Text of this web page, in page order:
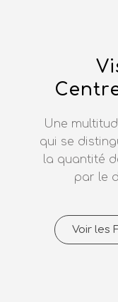
Une
qui se
la quantité
par le
Voir les